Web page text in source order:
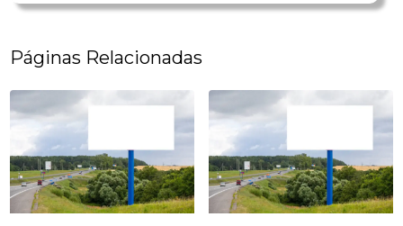
Páginas Relacionadas